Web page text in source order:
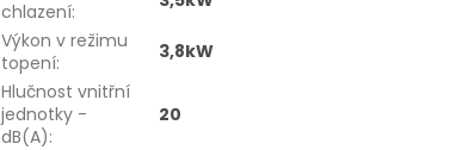
chlazení:
Výkon v režimu
topení:
3,8kW
Hlučnost vnitřní
jednotky -
dB(A):
20